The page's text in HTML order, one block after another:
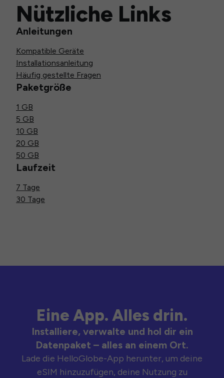
Nützliche Links
Anleitungen
Kompatible Geräte
Installationsanleitung
Häufig gestellte Fragen
Paketgröße
1 GB
5 GB
10 GB
20 GB
50 GB
Laufzeit
7 Tage
30 Tage
Eine App. Alles drin.
Installiere, verwalte und hol dir ein
Datenpaket – alles an einem Ort.
Lade die HelloGlobe-App herunter, um deine
eSIM hinzuzufügen, deine Nutzung zu